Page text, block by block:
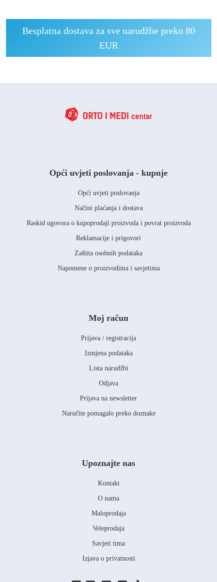
Besplatna dostava za sve narudžbe preko 80
EUR
Opći uvjeti poslovanja - kupnje
Opći uvjeti poslovanja
Načini plaćanja i dostava
Raskid ugovora o kupoprodaji proizvoda i povrat proizvoda
Reklamacije i prigovori
Zaštita osobnih podataka
Napomene o proizvodima i savjetima
Moj račun
Prijava / registracija
Izmjena podataka
Lista narudžbi
Odjava
Prijava na newsletter
Naručite pomagalo preko doznake
Upoznajte nas
Kontakt
O nama
Maloprodaja
Veleprodaja
Savjeti tima
Izjava o privatnosti